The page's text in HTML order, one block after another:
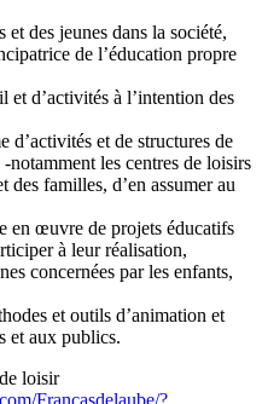
des jeunes dans la société,
de l’éducation propre
et d’activités à l’intention des
d’activités et de structures de
les centres de loisirs
des familles, d’en assumer au
en œuvre de projets éducatifs
à leur réalisation,
concernées par les enfants,
et outils d’animation et
et aux publics.
loisir
Francasdelaube/?